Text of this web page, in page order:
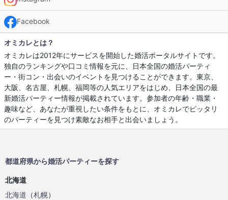
Facebook
オミカレとは？
オミカレは2012年にサービスを開始した婚活ポータルサイトです。
独自のランキングや口コミ情報を元に、日本全国の婚活パーティ
ー・街コン・出会いのイベントを見つけることができます。東京、
大阪、名古屋、札幌、福岡等の人気エリアをはじめ、日本全国の最
新婚活パーティー情報が掲載されています。参加者の年齢・職業・
趣味など、あなたが重視したい条件をもとに、オミカレでピッタリ
のパーティーを見つけ素敵なお相手と出会いましょう。
都道府県から婚活パーティーを探す
北海道
北海道 （札幌）